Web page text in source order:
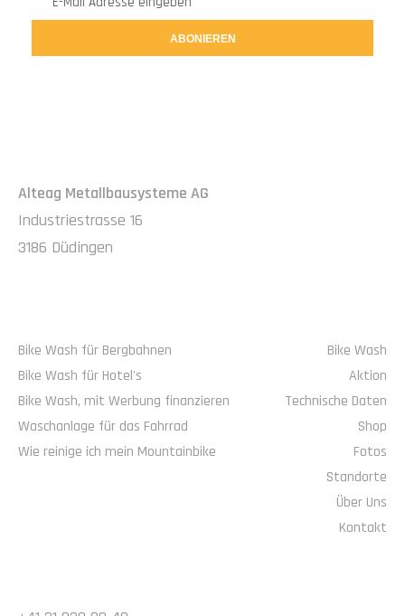
ABONIEREN
Alteag Metallbausysteme AG
Industriestrasse 16
3186 Düdingen
Bike Wash für Bergbahnen
Bike Wash für Hotel's
Bike Wash, mit Werbung finanzieren
Waschanlage für das Fahrrad
Wie reinige ich mein Mountainbike
Bike Wash
Aktion
Technische Daten
Shop
Fotos
Standorte
Über Uns
Kontakt